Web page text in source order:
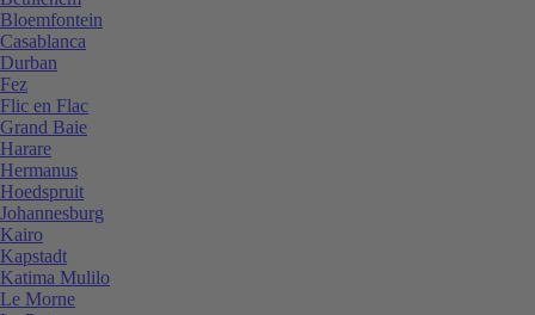
Bloemfontein
Casablanca
Durban
Fez
Flic en Flac
Grand Baie
Harare
Hermanus
Hoedspruit
Johannesburg
Kairo
Kapstadt
Katima Mulilo
Le Morne